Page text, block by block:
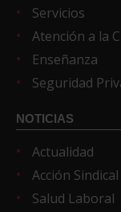
Servicios
Atención a la
Enseñanza
Seguridad
NOTICIAS
Actualidad
Acción Sindical
Salud Laboral